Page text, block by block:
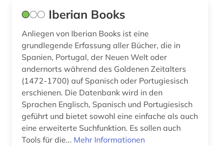
indonesien (1)
ins tiefe österreich (1)
interkulturalität (1)
irland / literatur / irisch (1)
islam (1)
Iberian Books
Anliegen von Iberian Books ist eine
grundlegende Erfassung aller Bücher, die in
Spanien, Portugal, der Neuen Welt oder
andernorts während des Goldenen Zeitalters
(1472-1700) auf Spanisch oder Portugiesisch
erschienen. Die Datenbank wird in den
Sprachen Englisch, Spanisch und Portugiesisch
geführt und bietet sowohl eine einfache als auch
eine erweiterte Suchfunktion. Es sollen auch
Tools für die... Mehr Informationen